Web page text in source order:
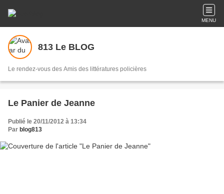
MENU
813 Le BLOG
Le rendez-vous des Amis des littératures policières
Le Panier de Jeanne
Publié le 20/11/2012 à 13:34
Par blog813